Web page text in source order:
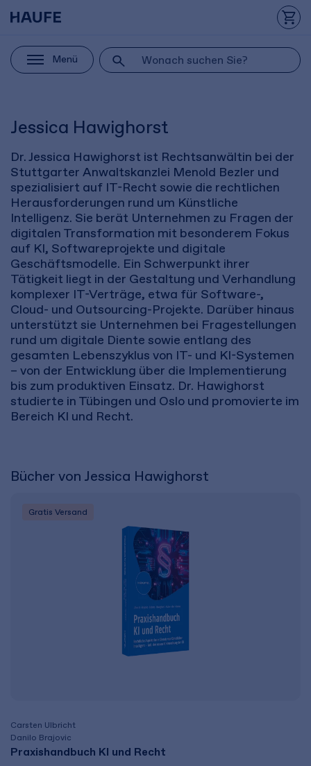
Menü
Jessica Hawighorst
Dr. Jessica Hawighorst ist Rechtsanwältin bei der
Stuttgarter Anwaltskanzlei Menold Bezler und
spezialisiert auf IT-Recht sowie die rechtlichen
Herausforderungen rund um Künstliche
Intelligenz. Sie berät Unternehmen zu Fragen der
digitalen Transformation mit besonderem Fokus
auf KI, Softwareprojekte und digitale
Geschäftsmodelle. Ein Schwerpunkt ihrer
Tätigkeit liegt in der Gestaltung und Verhandlung
komplexer IT-Verträge, etwa für Software-,
Cloud- und Outsourcing-Projekte. Darüber hinaus
unterstützt sie Unternehmen bei Fragestellungen
rund um digitale Diente sowie entlang des
gesamten Lebenszyklus von IT- und KI-Systemen
– von der Entwicklung über die Implementierung
bis zum produktiven Einsatz. Dr. Hawighorst
studierte in Tübingen und Oslo und promovierte im
Bereich KI und Recht.
Bücher von Jessica Hawighorst
Gratis Versand
Carsten Ulbricht
Danilo Brajovic
Praxishandbuch KI und Recht